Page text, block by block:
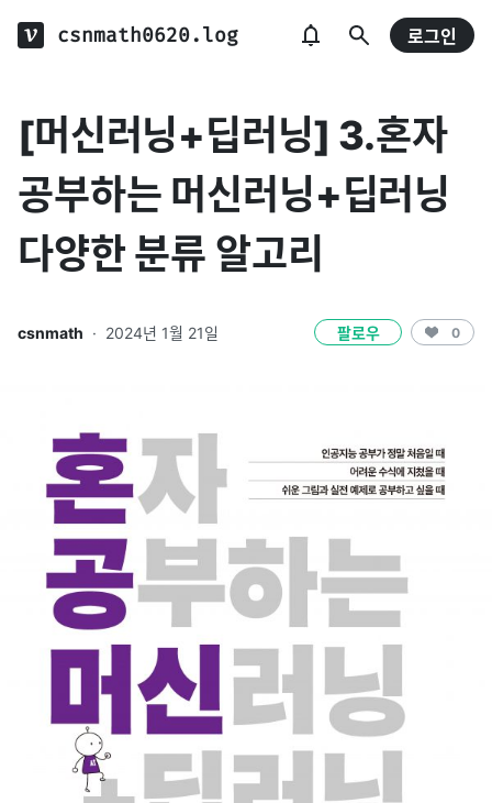
csnmath0620.log 로그인
[머신러닝+딥러닝] 3.혼자
공부하는 머신러닝+딥러닝
다양한 분류 알고리
csnmath · 2024년 1월 21일 팔로우 0